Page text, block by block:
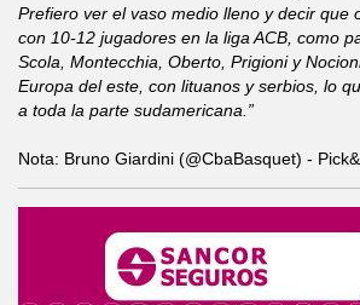
Prefiero ver el vaso medio lleno y decir
con 10-12 jugadores en la liga ACB, como
Scola, Montecchia, Oberto, Prigioni y
Europa del este, con lituanos y serbios, lo
a toda la parte sudamericana.”
Nota: Bruno Giardini (@CbaBasquet) -